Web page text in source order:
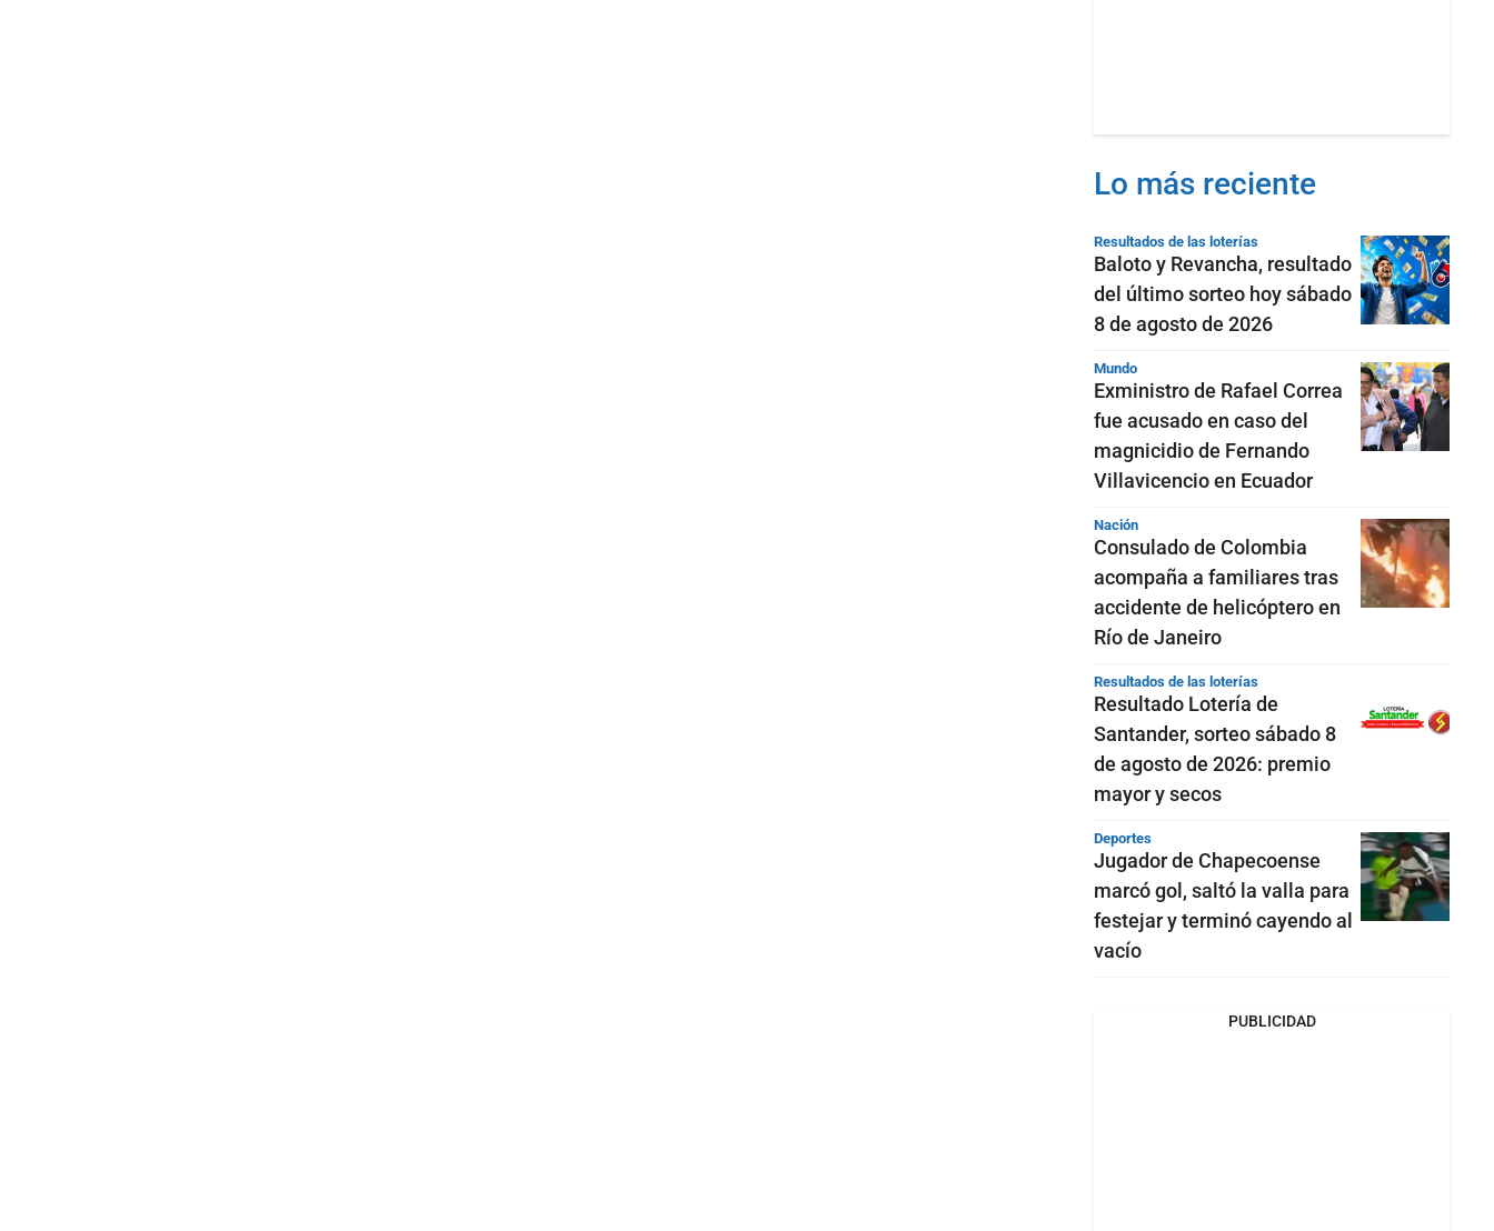
Lo más reciente
Resultados de las loterías
Baloto y Revancha, resultado
del último sorteo hoy sábado
8 de agosto de 2026
Mundo
Exministro de Rafael Correa
fue acusado en caso del
magnicidio de Fernando
Villavicencio en Ecuador
Nación
Consulado de Colombia
acompaña a familiares tras
accidente de helicóptero en
Río de Janeiro
Resultados de las loterías
Resultado Lotería de
Santander, sorteo sábado 8
de agosto de 2026: premio
mayor y secos
Deportes
Jugador de Chapecoense
marcó gol, saltó la valla para
festejar y terminó cayendo al
vacío
PUBLICIDAD